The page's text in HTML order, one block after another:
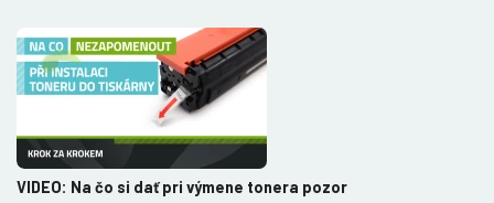
VIDEO: Na čo si dať pri výmene tonera pozor